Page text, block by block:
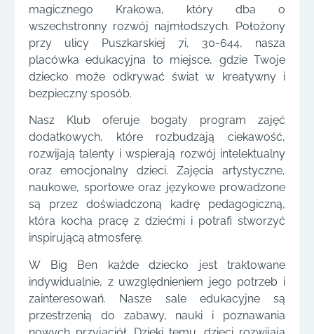
magicznego Krakowa, który dba o
wszechstronny rozwój najmłodszych. Położony
przy ulicy Puszkarskiej 7i, 30-644, nasza
placówka edukacyjna to miejsce, gdzie Twoje
dziecko może odkrywać świat w kreatywny i
bezpieczny sposób.
Nasz Klub oferuje bogaty program zajęć
dodatkowych, które rozbudzają ciekawość,
rozwijają talenty i wspierają rozwój intelektualny
oraz emocjonalny dzieci. Zajęcia artystyczne,
naukowe, sportowe oraz językowe prowadzone
są przez doświadczoną kadrę pedagogiczną,
która kocha pracę z dziećmi i potrafi stworzyć
inspirującą atmosferę.
W Big Ben każde dziecko jest traktowane
indywidualnie, z uwzględnieniem jego potrzeb i
zainteresowań. Nasze sale edukacyjne są
przestrzenią do zabawy, nauki i poznawania